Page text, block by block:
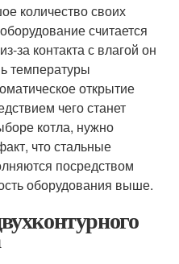
количество своих
считается
за контакта с влагой он
температуры
открытие
чего станет
котла, нужно
что стальные
посредством
оборудования выше.